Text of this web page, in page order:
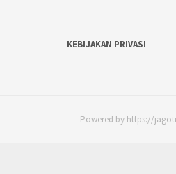
KEBIJAKAN PRIVASI
Powered by https://